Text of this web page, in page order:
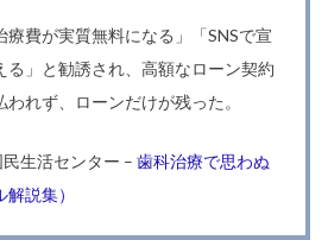
療費が実質無料になる」「SNSで宣
る」と勧誘され、高額なローン契約
れず、ローンだけが残った。
生活センター – 歯科治療で思わぬ
説集）